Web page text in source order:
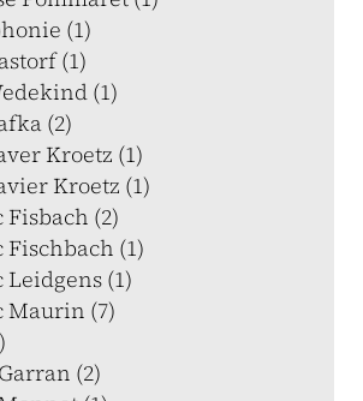
(1)
(1)
(1)
(2)
Kroetz (1)
Kroetz (1)
(2)
(1)
(1)
Maurin (7)
(2)